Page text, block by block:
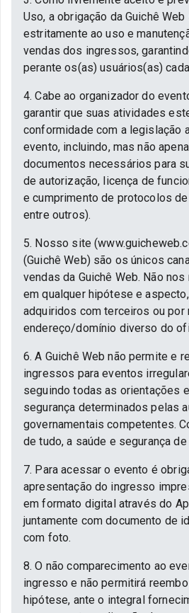
Uso, a obrigação da Guichê
estritamente ao uso e
vendas dos ingressos,
perante os(as) usuários(as)
4. Cabe ao organizador do
garantir que suas atividades
conformidade com a legislação
evento, incluindo, mas não
documentos necessários para
de autorização, licença de
e cumprimento de protocolos
entre outros).
5. Nosso site
(Guichê Web) são os únicos
vendas da Guichê Web. Não
em qualquer hipótese e
adquiridos com terceiros ou por
endereço/domínio diverso do
6. A Guichê Web não permite e
ingressos para eventos
seguindo todas as orientações
segurança determinados pelas
governamentais competentes.
de tudo, a saúde e segurança
7. Para acessar o evento é
apresentação do ingresso
em formato digital através do
juntamente com documento de
com foto.
8. O não comparecimento ao
ingresso e não permitirá
hipótese, ante o integral